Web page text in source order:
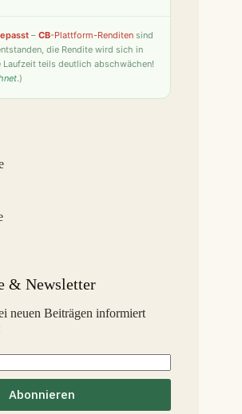
9,2 % S
2,6 % S
-6,3 % S
– CB-Plattform-Renditen sind
die Rendite wird sich in
Laufzeit teils deutlich abschwächen!
.)
& Newsletter
neuen Beiträgen informiert
Abonnieren